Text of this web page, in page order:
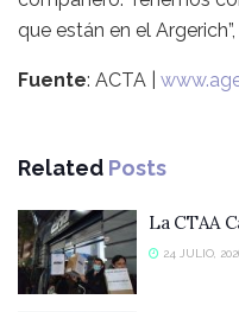
que están en el
Fuente: ACTA |
Related Posts
La CTAA
24 JULIO,